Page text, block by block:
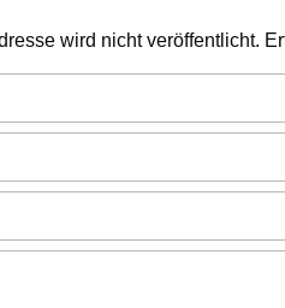
wird nicht veröffentlicht.